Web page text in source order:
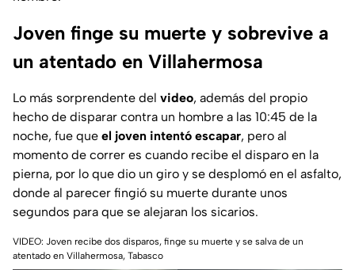
Joven finge su muerte y sobrevive a
un atentado en Villahermosa
Lo más sorprendente del video, además del propio
hecho de disparar contra un hombre a las 10:45 de la
noche, fue que el joven intentó escapar, pero al
momento de correr es cuando recibe el disparo en la
pierna, por lo que dio un giro y se desplomó en el asfalto,
donde al parecer fingió su muerte durante unos
segundos para que se alejaran los sicarios.
VIDEO: Joven recibe dos disparos, finge su muerte y se salva de un
atentado en Villahermosa, Tabasco